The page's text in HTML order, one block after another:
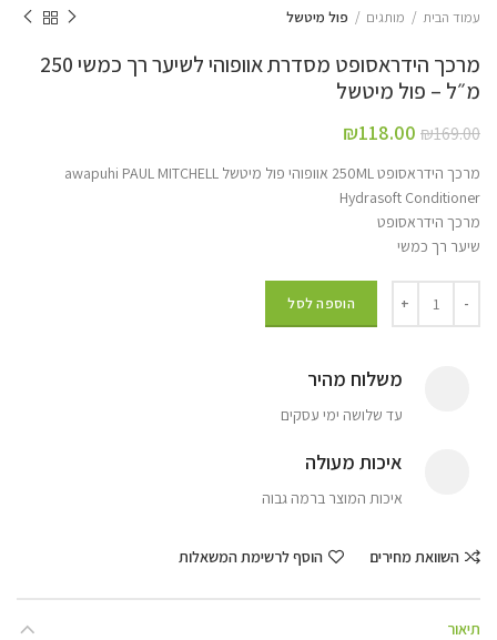
עמוד הבית מותגים פול מיטשל
מרכך הידראסופט מסדרת אוופוהי לשיער רך כמשי 250
מ״ל – פול מיטשל
₪169.00
₪118.00
מרכך הידראסופט 250ML אוופוהי פול מיטשל awapuhi PAUL MITCHELL
Hydrasoft Conditioner
מרכך הידראסופט
שיער רך כמשי
הוספה לסל
משלוח מהיר
עד שלושה ימי עסקים
איכות מעולה
איכות המוצר ברמה גבוה
השוואת מחירים הוסף לרשימת המשאלות
תיאור